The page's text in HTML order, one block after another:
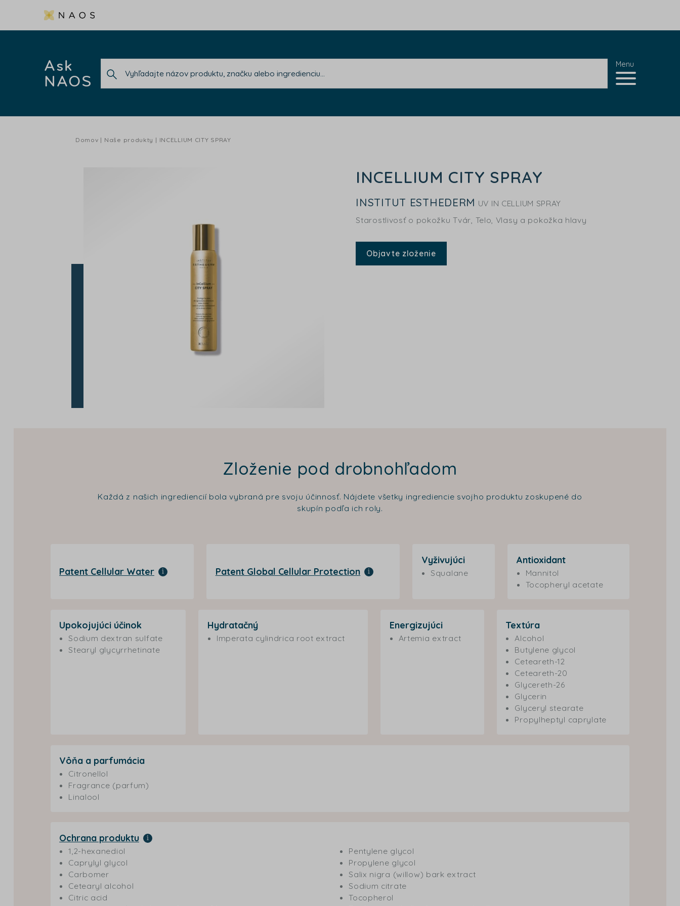
Ask
NAOS
Menu
Domov Naše produkty INCELLIUM CITY SPRAY
INCELLIUM CITY SPRAY
INSTITUT ESTHEDERM UV IN CELLIUM SPRAY
Starostlivosť o pokožku Tvár, Telo, Vlasy a pokožka hlavy
Objavte zloženie
Zloženie pod drobnohľadom
Každá z našich ingrediencií bola vybraná pre svoju účinnosť. Nájdete všetky ingrediencie svojho produktu zoskupené do
skupín podľa ich roly.
Patent Cellular Water Patent Global Cellular Protection
Vyživujúci
Squalane
Antioxidant
Mannitol
Tocopheryl acetate
Upokojujúci účinok
Sodium dextran sulfate
Stearyl glycyrrhetinate
Hydratačný
Imperata cylindrica root extract
Energizujúci
Artemia extract
Textúra
Alcohol
Butylene glycol
Ceteareth-12
Ceteareth-20
Glycereth-26
Glycerin
Glyceryl stearate
Propylheptyl caprylate
Vôňa a parfumácia
Citronellol
Fragrance (parfum)
Linalool
Ochrana produktu
1,2-hexanediol
Caprylyl glycol
Carbomer
Cetearyl alcohol
Citric acid
Pentylene glycol
Propylene glycol
Salix nigra (willow) bark extract
Sodium citrate
Tocopherol